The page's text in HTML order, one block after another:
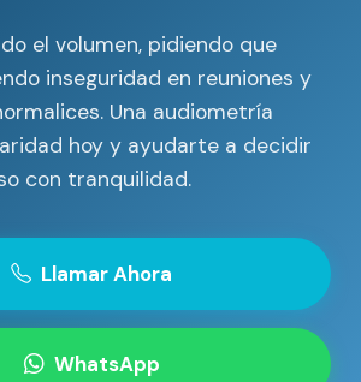
el volumen, pidiendo que
inseguridad en reuniones y
Una audiometría
hoy y ayudarte a decidir
con tranquilidad.
Llamar Ahora
WhatsApp